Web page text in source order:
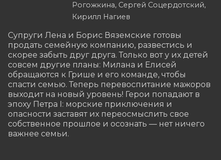
Рогожкина, Сергей Соцердотский,
Кирилл Нагиев
Супруги Лена и Борис Вяземские готовы
продать семейную компанию, развестись и
скорее забыть друг друга. Только вот у их детей
совсем другие планы: Милана и Елисей
обращаются к Грише и его команде, чтобы
спасти семью. Теперь перевоспитание мажоров
выходит на новый уровень! Герои попадают в
эпоху Петра I: морские приключения и
опасности заставят их переосмыслить свое
собственное прошлое и осознать — нет ничего
важнее семьи.